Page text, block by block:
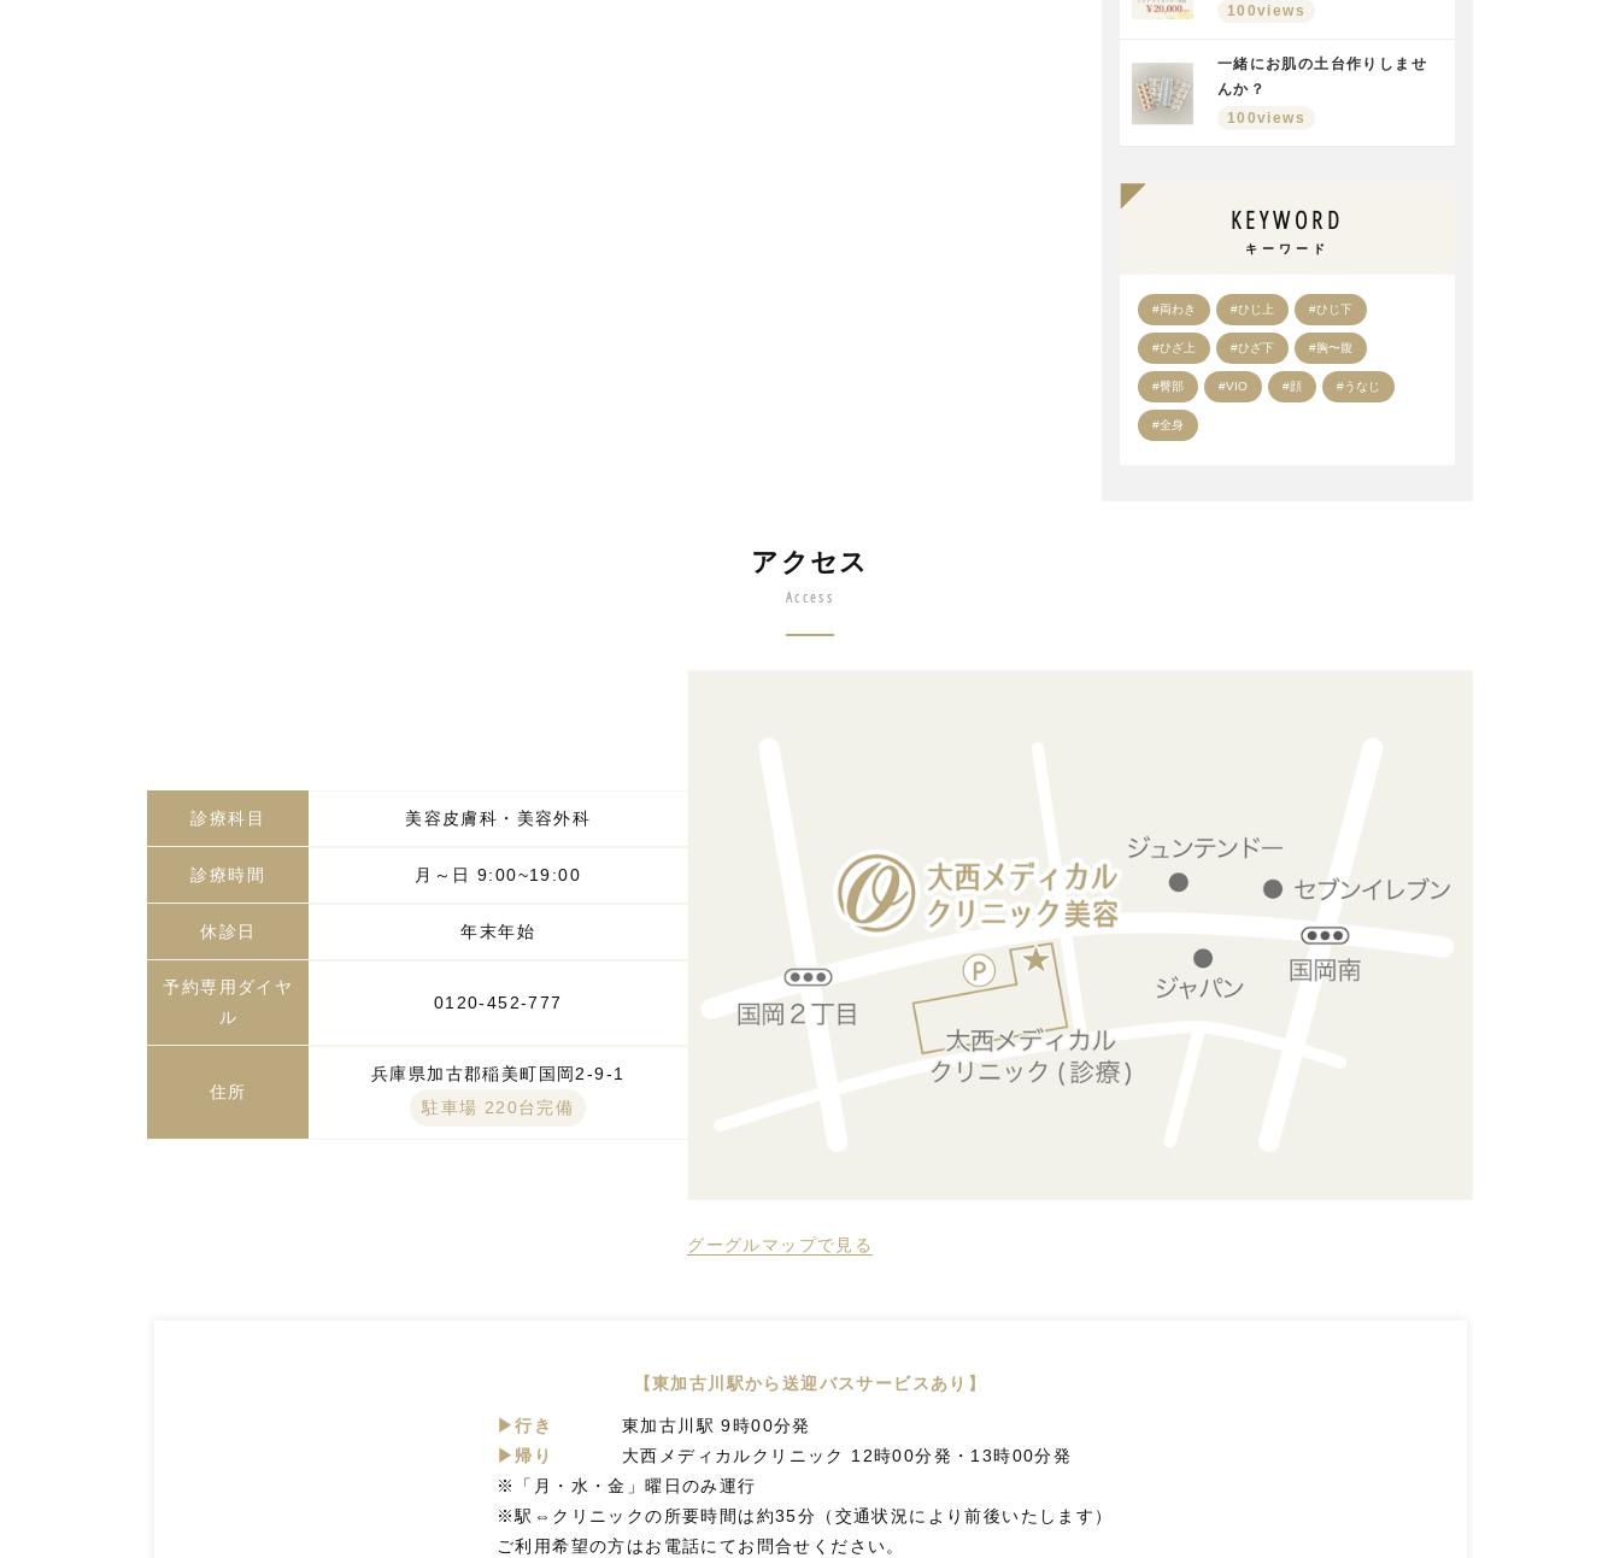
100views
一緒にお肌の土台作りしませ
んか？
100views
KEYWORD
キーワード
#両わき #ひじ上 #ひじ下
#ひざ上 #ひざ下 #胸〜腹
#臀部 #VIO #顔 #うなじ
#全身
アクセス
Access
診療科目 美容皮膚科・美容外科
診療時間 月～日 9:00~19:00
休診日 年末年始
予約専用ダイヤ
ル
0120-452-777
住所
兵庫県加古郡稲美町国岡2-9-1
駐車場 220台完備
グーグルマップで見る
【東加古川駅から送迎バスサービスあり】
▶行き
東加古川駅 9時00分発
▶帰り
大西メディカルクリニック 12時00分発・13時00分発
※「月・水・金」曜日のみ運行
※駅⇔クリニックの所要時間は約35分（交通状況により前後いたします）
ご利用希望の方はお電話にてお問合せください。